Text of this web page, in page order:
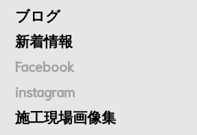
ブログ
新着情報
Facebook
instagram
施工現場画像集